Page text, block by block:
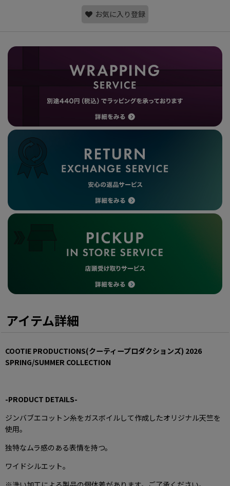
お気に入り登録
アイテム詳細
COOTIE PRODUCTIONS(クーティープロダクションズ) 2026
SPRING/SUMMER COLLECTION
-PRODUCT DETAILS-
ジンバブエコットン糸をガスボイルして作成したオリジナル天竺を
使用。
独特なムラ感のある表情を持つ。
ワイドシルエット。